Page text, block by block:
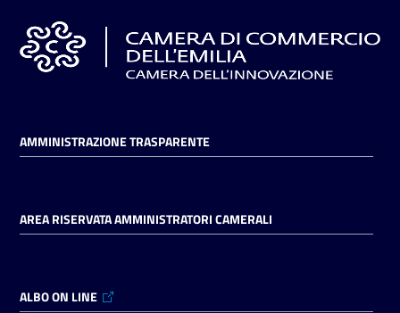
AMMINISTRAZIONE TRASPARENTE
AREA RISERVATA AMMINISTRATORI CAMERALI
ALBO ON LINE